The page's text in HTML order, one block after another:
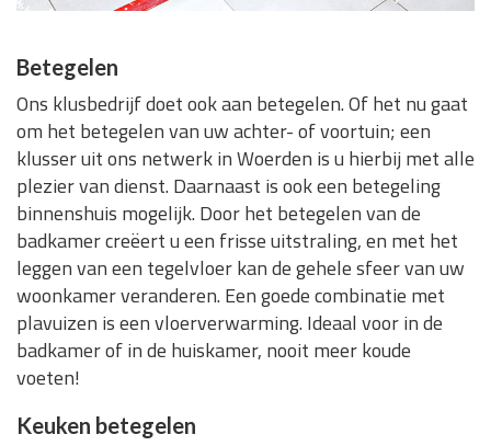
Betegelen
Ons klusbedrijf doet ook aan betegelen. Of het nu gaat
om het betegelen van uw achter- of voortuin; een
klusser uit ons netwerk in Woerden is u hierbij met alle
plezier van dienst. Daarnaast is ook een betegeling
binnenshuis mogelijk. Door het betegelen van de
badkamer creëert u een frisse uitstraling, en met het
leggen van een tegelvloer kan de gehele sfeer van uw
woonkamer veranderen. Een goede combinatie met
plavuizen is een vloerverwarming. Ideaal voor in de
badkamer of in de huiskamer, nooit meer koude
voeten!
Keuken betegelen